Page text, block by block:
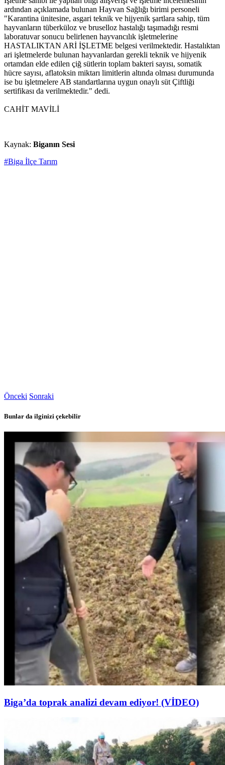
ardından açıklamada bulunan Hayvan Sağlığı birimi personeli
"Karantina ünitesine, asgari teknik ve hijyenik şartlara sahip, tüm
hayvanların tüberküloz ve bruselloz hastalığı taşımadığı resmi
laboratuvar sonucu belirlenen hayvancılık işletmelerine
HASTALIKTAN ARİ İŞLETME belgesi verilmektedir. Hastalıktan
ari işletmelerde bulunan hayvanlardan gerekli teknik ve hijyenik
ortamdan elde edilen çiğ sütlerin toplam bakteri sayısı, somatik
hücre sayısı, aflatoksin miktarı limitlerin altında olması durumunda
ise bu işletmelere AB standartlarına uygun onaylı süt Çiftliği
sertifikası da verilmektedir." dedi.
CAHİT MAVİLİ
Kaynak: Biganın Sesi
#Biga İlçe Tarım
Önceki Sonraki
Bunlar da ilginizi çekebilir
Biga’da toprak analizi devam ediyor! (VİDEO)